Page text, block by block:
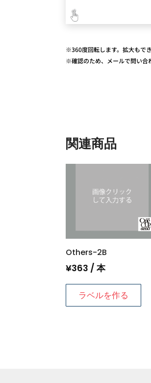
※360度回転します。拡大もで
※確認のため、メールで問い合
関連商品
Others-2B
¥363 / 本
ラベルを作る